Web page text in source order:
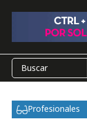
Profesionales